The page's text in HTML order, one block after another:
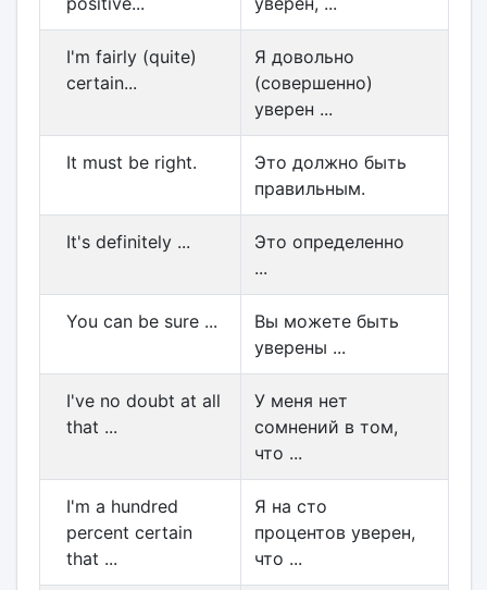
I'm fairly (quite)
certain...
Я довольно
(совершенно)
уверен ...
It must be right.
Это должно быть
правильным.
It's definitely ...
Это определенно
...
You can be sure ...
Вы можете быть
уверены ...
I've no doubt at all
that ...
У меня нет
сомнений в том,
что ...
I'm a hundred
percent certain
that ...
Я на сто
процентов уверен,
что ...